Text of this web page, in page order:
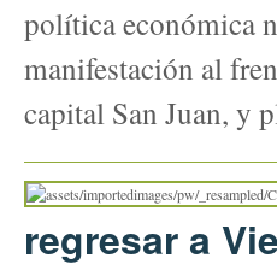
política económica
manifestación al
capital San Juan, y
regresar a